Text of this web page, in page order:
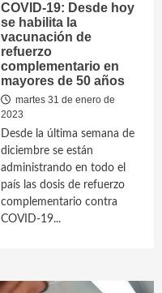
COVID-19: Desde hoy
se habilita la
vacunación de
refuerzo
complementario en
mayores de 50 años
martes 31 de enero de
2023
Desde la última semana de
diciembre se están
administrando en todo el
país las dosis de refuerzo
complementario contra
COVID-19...